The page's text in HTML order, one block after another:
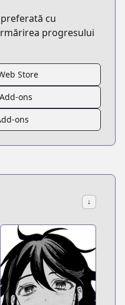
cu
progresului
Store
ons
ons
↓